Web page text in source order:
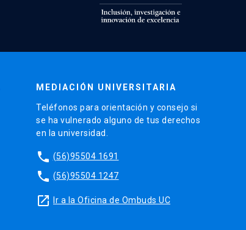
MEDIACIÓN UNIVERSITARIA
Teléfonos para orientación y consejo si
se ha vulnerado alguno de tus derechos
en la universidad.
phone (56)95504 1691
phone (56)95504 1247
launch Ir a la Oficina de Ombuds UC